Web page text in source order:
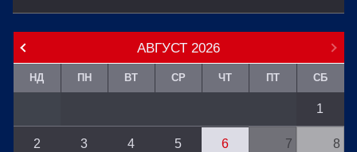
АВГУСТ 2026
НД ПН ВТ СР ЧТ ПТ СБ
1
2 3 4 5 6 7 8